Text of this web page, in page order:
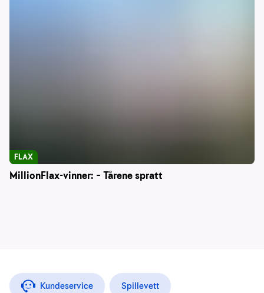
MillionFlax-vinner: – Tårene spratt
FLAX
Kundeservice Spillevett